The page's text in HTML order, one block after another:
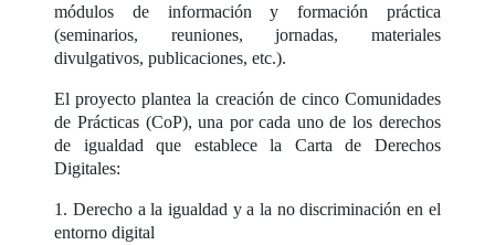
módulos de información y formación práctica
(seminarios, reuniones, jornadas, materiales
divulgativos, publicaciones, etc.).
El proyecto plantea la creación de cinco Comunidades
de Prácticas (CoP), una por cada uno de los derechos
de igualdad que establece la Carta de Derechos
Digitales:
1. Derecho a la igualdad y a la no discriminación en el
entorno digital